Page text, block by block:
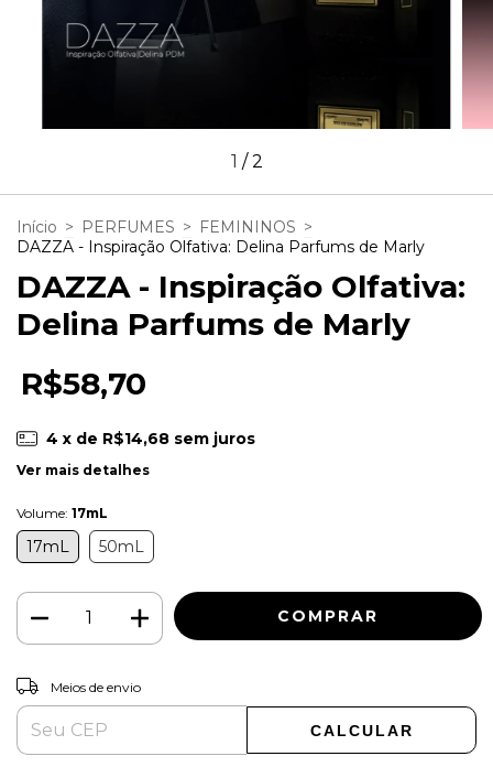
1 /2
Início > PERFUMES > FEMININOS >
DAZZA - Inspiração Olfativa: Delina Parfums de Marly
DAZZA - Inspiração Olfativa:
Delina Parfums de Marly
R$58,70
4 x de R$14,68 sem juros
Ver mais detalhes
Volume: 17mL
17mL 50mL
Entregas para o CEP:
Meios de envio
CALCULAR